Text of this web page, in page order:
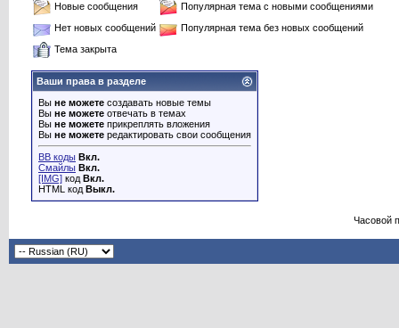
Новые сообщения
Популярная тема с новыми сообщениями
Нет новых сообщений
Популярная тема без новых сообщений
Тема закрыта
Ваши права в разделе
Вы не можете создавать новые темы
Вы не можете отвечать в темах
Вы не можете прикреплять вложения
Вы не можете редактировать свои сообщения
BB коды Вкл.
Смайлы Вкл.
[IMG] код Вкл.
HTML код Выкл.
Часовой